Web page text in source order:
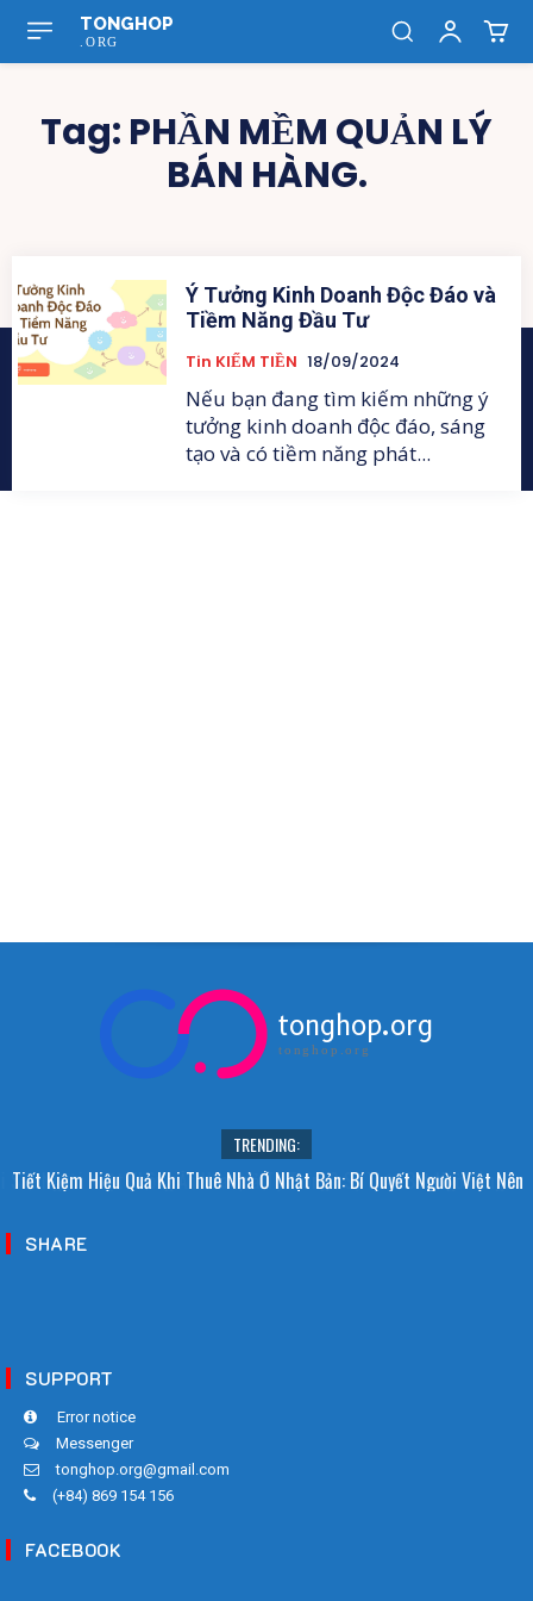
TONGHOP
.ORG
Tag: PHẦN MỀM QUẢN LÝ
BÁN HÀNG.
Ý Tưởng Kinh Doanh Độc Đáo và
Tiềm Năng Đầu Tư
Tin KIẾM TIỀN 18/09/2024
Nếu bạn đang tìm kiếm những ý
tưởng kinh doanh độc đáo, sáng
tạo và có tiềm năng phát...
tonghop.org
tonghop.org
TRENDING:
Sao Người Nhật Không Ăn Hoa Quả Tự Trồng? Sự Thật Bất Ngờ Đằng
Tiết Kiệm Hiệu Quả Khi Thuê Nhà Ở Nhật Bản: Bí Quyết Người Việt Nên
SHARE
SUPPORT
Error notice
Messenger
tonghop.org@gmail.com
(+84) 869 154 156
FACEBOOK